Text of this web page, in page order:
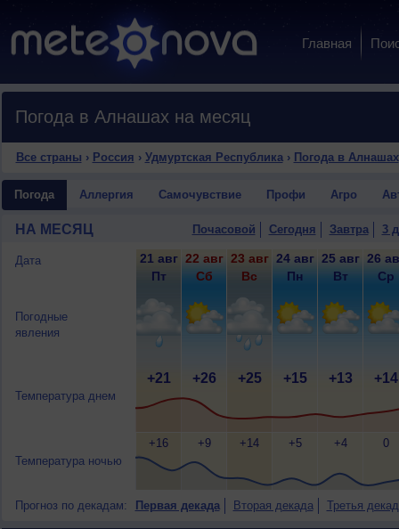
Главная
Погода в Алнашах на месяц
Все страны › Россия › Удмуртская Республика› Погода в Алнашах
Погода Аллергия Самочувствие Профи Агро
НА МЕСЯЦ Почасовой Сегодня Завтра 3
Дата
Погодные
явления
Температура днем
Температура ночью
21 авг
Пт
+21
+16
22 авг
Сб
+26
+9
23 авг
Вс
+25
+14
24 авг
Пн
+15
+5
25 авг
Вт
+13
+4
26
Ср
+14
0
Прогноз по декадам: Первая декада Вторая декада Третья